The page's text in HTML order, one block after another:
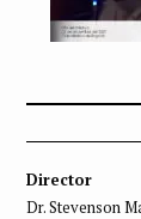
Director
Dr. Stevenson